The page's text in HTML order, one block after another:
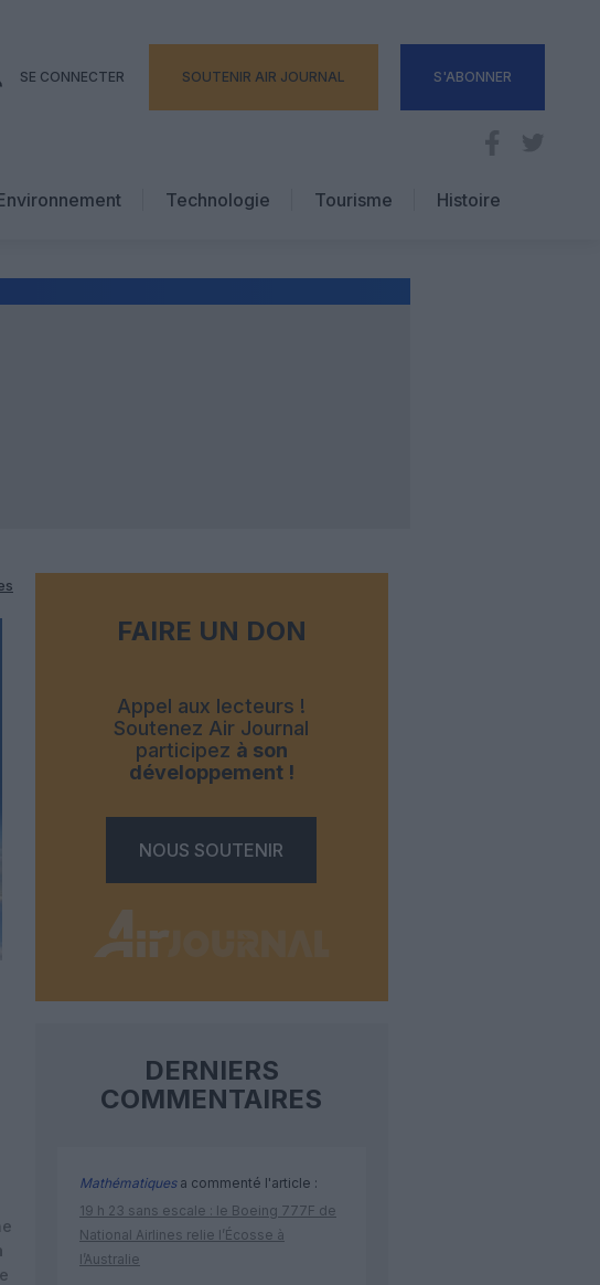
SE CONNECTER SOUTENIR AIR JOURNAL S'ABONNER
Technologie
Tourisme
Hôtellerie
Histoire
FAIRE UN DON
Appel aux lecteurs !
Soutenez Air Journal
participez à son
développement !
NOUS SOUTENIR
DERNIERS
COMMENTAIRES
Mathématiquesa commenté l'article :
19 h 23 sans escale : le Boeing 777F de
National Airlines relie l’Écosse à
l’Australie